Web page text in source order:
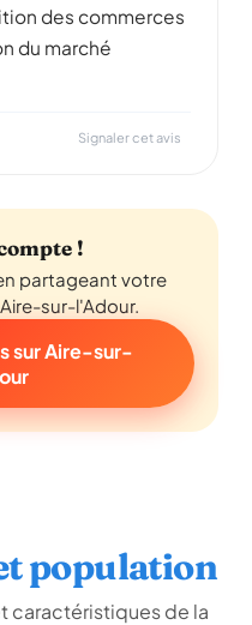
des commerces
du marché
Signaler cet avis
!
partageant votre
sur-l'Adour.
sur Aire-sur-
population
caractéristiques de la